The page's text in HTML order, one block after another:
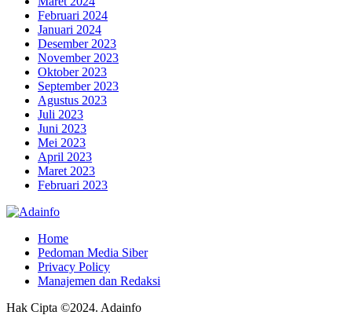
Februari 2024
Januari 2024
Desember 2023
November 2023
Oktober 2023
September 2023
Agustus 2023
Juli 2023
Juni 2023
Mei 2023
April 2023
Maret 2023
Februari 2023
Home
Pedoman Media Siber
Privacy Policy
Manajemen dan Redaksi
Hak Cipta ©2024. Adainfo